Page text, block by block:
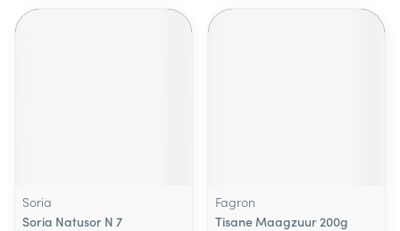
Soria
Soria Natusor N 7
Fagron
Tisane Maagzuur 200g